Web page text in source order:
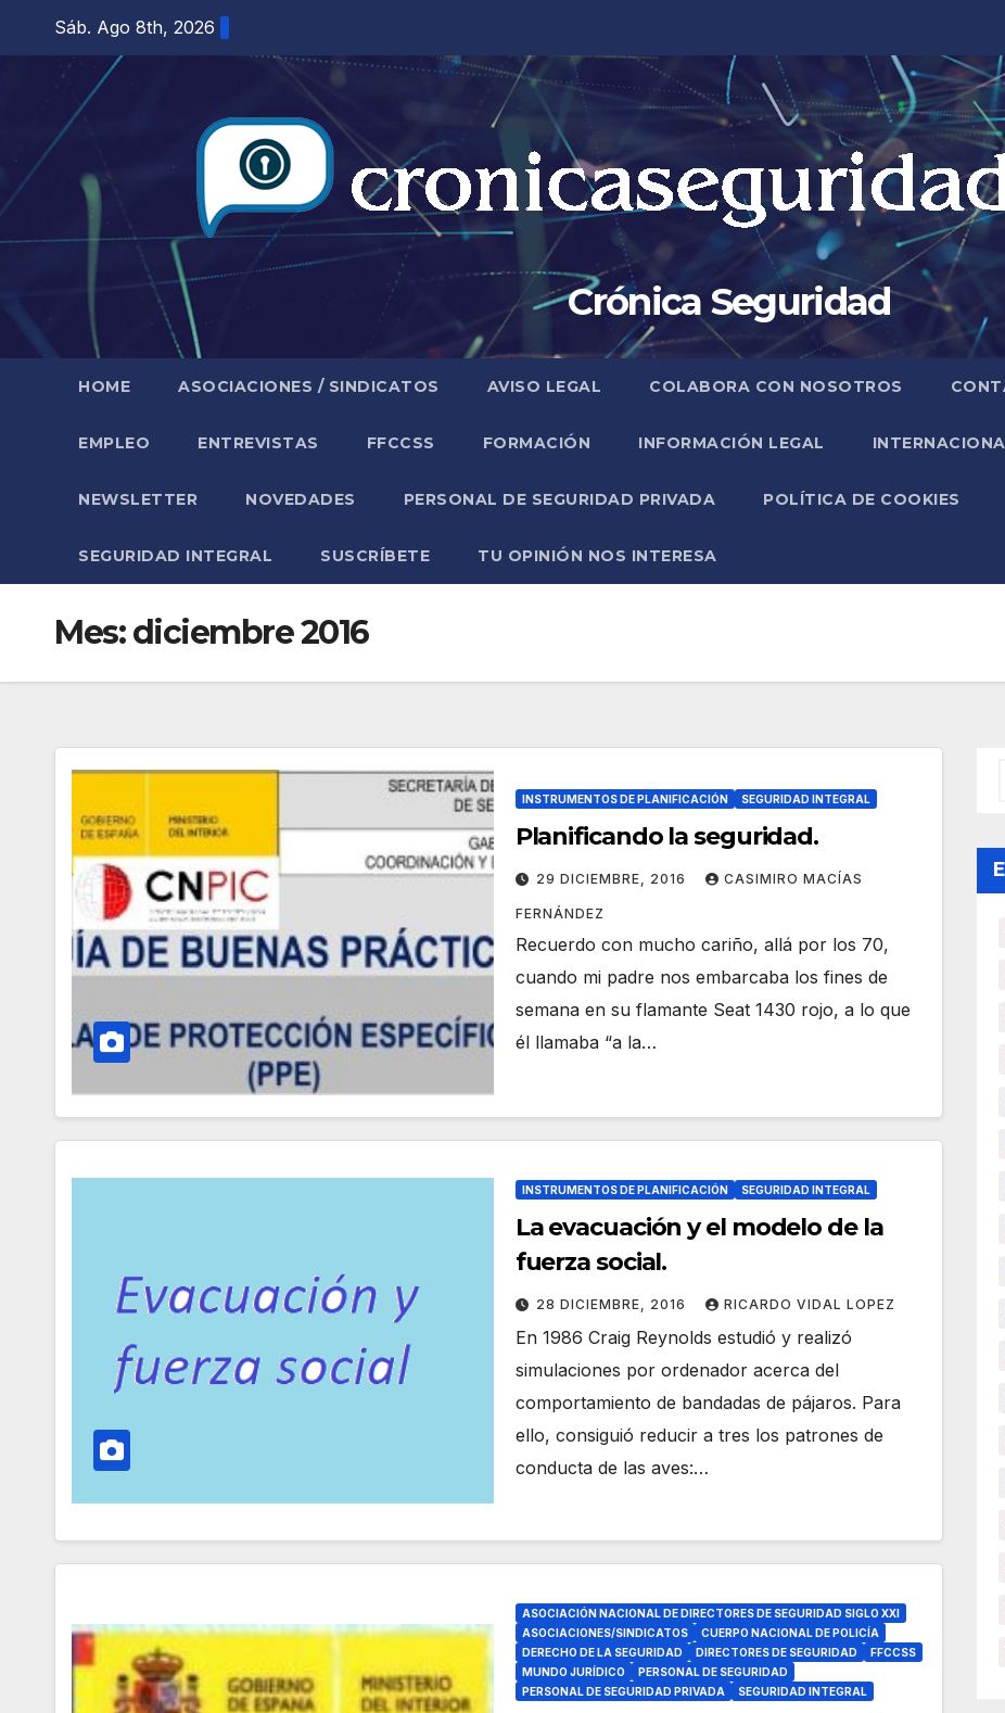
contenido
Sáb. Ago 8th, 2026
Crónica Seguridad
HOME ASOCIACIONES / SINDICATOS AVISO LEGAL COLABORA CON NOSOTROS
EMPLEO ENTREVISTAS FFCCSS FORMACIÓN INFORMACIÓN LEGAL
NEWSLETTER NOVEDADES PERSONAL DE SEGURIDAD PRIVADA POLÍTICA DE COOKIES
SEGURIDAD INTEGRAL SUSCRÍBETE TU OPINIÓN NOS INTERESA
Mes:diciembre 2016
INSTRUMENTOS DE PLANIFICACIÓN SEGURIDAD INTEGRAL
Planificando la seguridad.
29 DICIEMBRE, 2016 CASIMIRO MACÍAS
FERNÁNDEZ
Recuerdo con mucho cariño, allá por los 70,
cuando mi padre nos embarcaba los fines de
semana en su flamante Seat 1430 rojo, a lo que
él llamaba “a la…
INSTRUMENTOS DE PLANIFICACIÓN SEGURIDAD INTEGRAL
La evacuación y el modelo de la
fuerza social.
28 DICIEMBRE, 2016 RICARDO VIDAL LOPEZ
En 1986 Craig Reynolds estudió y realizó
simulaciones por ordenador acerca del
comportamiento de bandadas de pájaros. Para
ello, consiguió reducir a tres los patrones de
conducta de las aves:…
ASOCIACIÓN NACIONAL DE DIRECTORES DE SEGURIDAD SIGLO XXI
ASOCIACIONES/SINDICATOS
CUERPO NACIONAL DE POLICÍA
DERECHO DE LA SEGURIDAD
DIRECTORES DE SEGURIDAD
FFCCSS
MUNDO JURÍDICO
PERSONAL DE SEGURIDAD
PERSONAL DE SEGURIDAD PRIVADA
SEGURIDAD INTEGRAL